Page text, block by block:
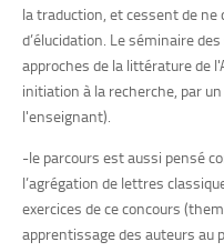
la traduction, et cessent de ne
d’élucidation. Le séminaire
approches de la littérature de
initiation à la recherche, par
l'enseignant).
-le parcours est aussi pensé
l’agrégation de lettres
exercices de ce concours
apprentissage des auteurs au